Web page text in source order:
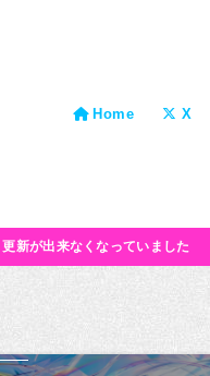
Home X
新が出来なくなっていました